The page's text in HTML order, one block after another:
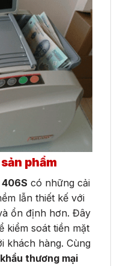
phẩm
406S có những cải
lẫn thiết kế với
ổn định hơn. Đây
kiểm soát tiền mặt
khách hàng. Cùng
thương mại